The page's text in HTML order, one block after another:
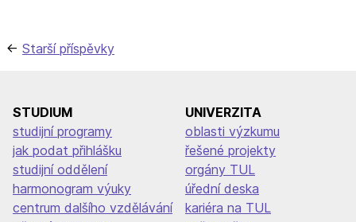
Navigace
příspěvky
Starší příspěvky
STUDIUM
studijní programy
jak podat přihlášku
studijní oddělení
harmonogram výuky
centrum dalšího vzdělávání
UNIVERZITA
oblasti výzkumu
řešené projekty
orgány TUL
úřední deska
kariéra na TUL